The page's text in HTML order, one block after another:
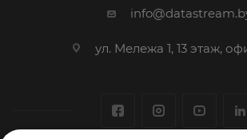
ул. Мележа 1, 13 этаж,